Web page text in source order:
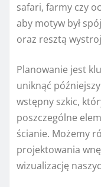
safari, farmy czy
aby motyw był
oraz resztą
Planowanie jest
uniknąć
wstępny szkic,
poszczególne
ścianie. Możemy
projektowania
wizualizację